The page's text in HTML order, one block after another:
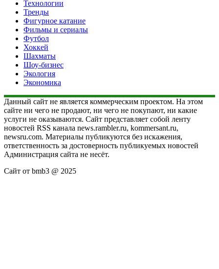
Технологии
Тренды
Фигурное катание
Фильмы и сериалы
Футбол
Хоккей
Шахматы
Шоу-бизнес
Экология
Экономика
Данный сайт не является коммерческим проектом. На этом
сайте ни чего не продают, ни чего не покупают, ни какие
услуги не оказываются. Сайт представляет собой ленту
новостей RSS канала news.rambler.ru, kommersant.ru,
newsru.com. Материалы публикуются без искажения,
ответственность за достоверность публикуемых новостей
Администрация сайта не несёт.
Сайт от bmb3 @ 2025